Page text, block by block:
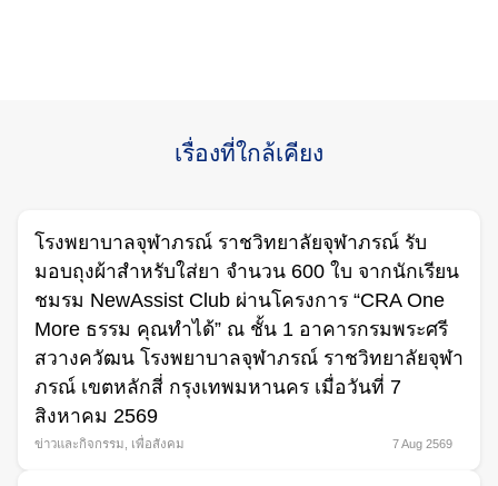
เรื่องที่ใกล้เคียง
โรงพยาบาลจุฬาภรณ์ ราชวิทยาลัยจุฬาภรณ์ รับ
มอบถุงผ้าสำหรับใส่ยา จำนวน 600 ใบ จากนักเรียน
ชมรม NewAssist Club ผ่านโครงการ “CRA One
More ธรรม คุณทำได้” ณ ชั้น 1 อาคารกรมพระศรี
สวางควัฒน โรงพยาบาลจุฬาภรณ์ ราชวิทยาลัยจุฬา
ภรณ์ เขตหลักสี่ กรุงเทพมหานคร เมื่อวันที่ 7
สิงหาคม 2569
ข่าวและกิจกรรม เพื่อสังคม 7 Aug 2569